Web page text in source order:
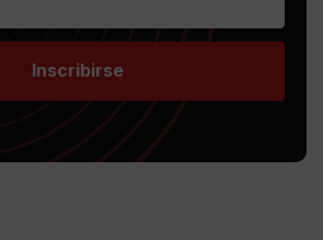
Inscribirse